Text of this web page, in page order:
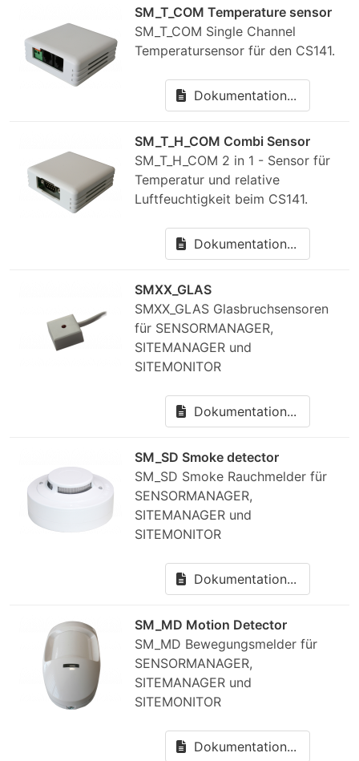
SM_T_COM Temperature sensor
SM_T_COM Single Channel
Temperatursensor für den CS141.
Dokumentation...
SM_T_H_COM Combi Sensor
SM_T_H_COM 2 in 1 - Sensor für
Temperatur und relative
Luftfeuchtigkeit beim CS141.
Dokumentation...
SMXX_GLAS
SMXX_GLAS Glasbruchsensoren
für SENSORMANAGER,
SITEMANAGER und
SITEMONITOR
Dokumentation...
SM_SD Smoke detector
SM_SD Smoke Rauchmelder für
SENSORMANAGER,
SITEMANAGER und
SITEMONITOR
Dokumentation...
SM_MD Motion Detector
SM_MD Bewegungsmelder für
SENSORMANAGER,
SITEMANAGER und
SITEMONITOR
Dokumentation...